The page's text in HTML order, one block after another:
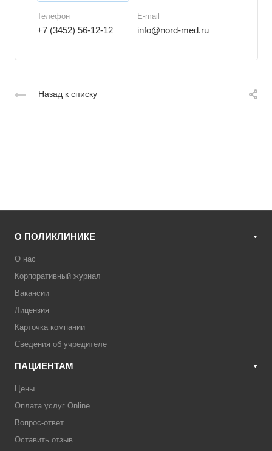
Телефон
+7 (3452) 56-12-12
E-mail
info@nord-med.ru
Назад к списку
О ПОЛИКЛИНИКЕ
О нас
Корпоративный журнал
Вакансии
Лицензия
Карточка компании
Сведения об учредителе
ПАЦИЕНТАМ
Цены
Оплата услуг Online
Вопрос-ответ
Оставить отзыв